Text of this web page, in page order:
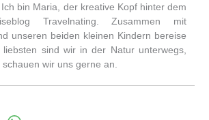
Ich bin Maria, der kreative Kopf hinter dem
Travelnating. Zusammen mit
unseren beiden kleinen Kindern bereise
sind wir in der Natur unterwegs,
wir uns gerne an.